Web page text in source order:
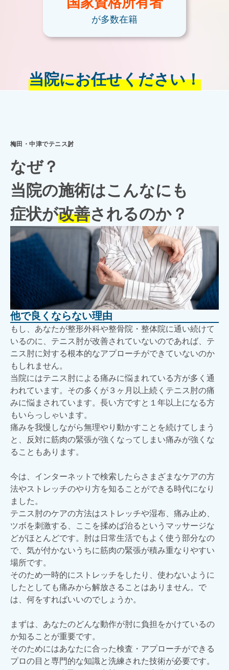
が多数在籍
当院にお任せください！
梅田・中津でテニス肘
なぜ？
当院の施術はこんなにも
症状が改善されるのか？
他で良くならない理由
もし、あなたが整形外科や整骨院・整体院に通い続けて
いるのに、テニス肘が改善されていないのであれば、テ
ニス肘に対する根本的なアプローチができていないのか
もしれません。
当院にはテニス肘による痛みに悩まれている方が多く通
われています。その多くが３ヶ月以上続くテニス肘の痛
みに悩まされています。長い方ですと１年以上になる方
もいらっしゃいます。
痛みを我慢しながら無理やり動かすことを続けてしまう
と、反対に筋肉の緊張が強くなってしまい痛みが強くな
ることもあります。
今は、インターネットで検索したらさまざまなケアの方
法やストレッチのやり方を知ることができる時代になり
ました。
テニス肘のケアの方法はストレッチや湿布、痛み止め、
ツボを刺激する、ここを揉めば治るというマッサージな
どがほとんどです。肘は日常生活でもよく使う部分なの
で、気が付かないうちに筋肉の緊張が積み重なりやすい
場所です。
そのため一時的にストレッチをしたり、使わないように
したとしても痛みから解放さることはありません。で
は、何をすればいいのでしょうか。
まずは、あなたのどんな動作が肘に負担をかけているの
か知ることが重要です。
そのためにはあなたに合った検査・アプローチができる
プロの目と専門的な知識と洗練された技術が必要です。